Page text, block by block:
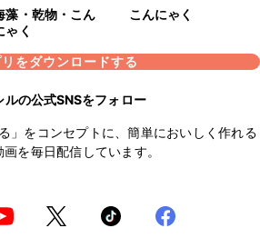
藻・乾物・こん
ゃく
こんにゃく
をダウンロードする
ルの公式SNSをフォロー
」をコンセプトに、簡単においしく作れる
画を毎日配信しています。